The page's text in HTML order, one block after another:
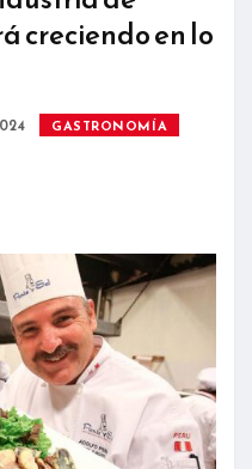
creciendo en lo
GASTRONOMÍA